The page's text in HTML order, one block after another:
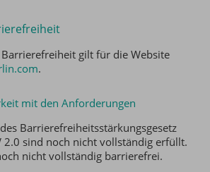
gilt für die Website
.
mit den Anforderungen
Barrierefreiheitsstärkungsgesetz
2.0 sind noch nicht vollständig erfüllt.
nicht vollständig barrierefrei.